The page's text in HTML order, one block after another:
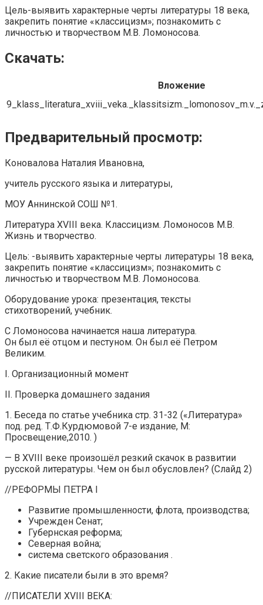
Цель-выявить характерные черты литературы 18 века,
закрепить понятие «классицизм»; познакомить с
личностью и творчеством М.В. Ломоносова.
Скачать:
Вложение
Предварительный просмотр:
Коновалова Наталия Ивановна,
учитель русского языка и литературы,
МОУ Аннинской СОШ №1.
Литература XVIII века. Классицизм. Ломоносов М.В.
Жизнь и творчество.
Цель: -выявить характерные черты литературы 18 века,
закрепить понятие «классицизм»; познакомить с
личностью и творчеством М.В. Ломоносова.
Оборудование урока: презентация, тексты
стихотворений, учебник.
С Ломоносова начинается наша литература.
Он был её отцом и пестуном. Он был её Петром
Великим.
I. Организационный момент
II. Проверка домашнего задания
1. Беседа по статье учебника стр. 31-32 («Литература»
под. ред. Т.Ф.Курдюмовой 7-е издание, М:
Просвещение,2010. )
— В XVIII веке произошёл резкий скачок в развитии
русской литературы. Чем он был обусловлен? (Слайд 2)
//РЕФОРМЫ ПЕТРА I
Развитие промышленности, флота, производства;
Учрежден Сенат;
Губернская реформа;
Северная война;
система светского образования .
2. Какие писатели были в это время?
//ПИСАТЕЛИ XVIII ВЕКА: